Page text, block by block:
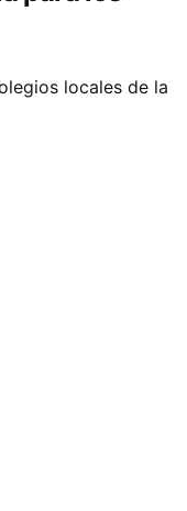
locales de la